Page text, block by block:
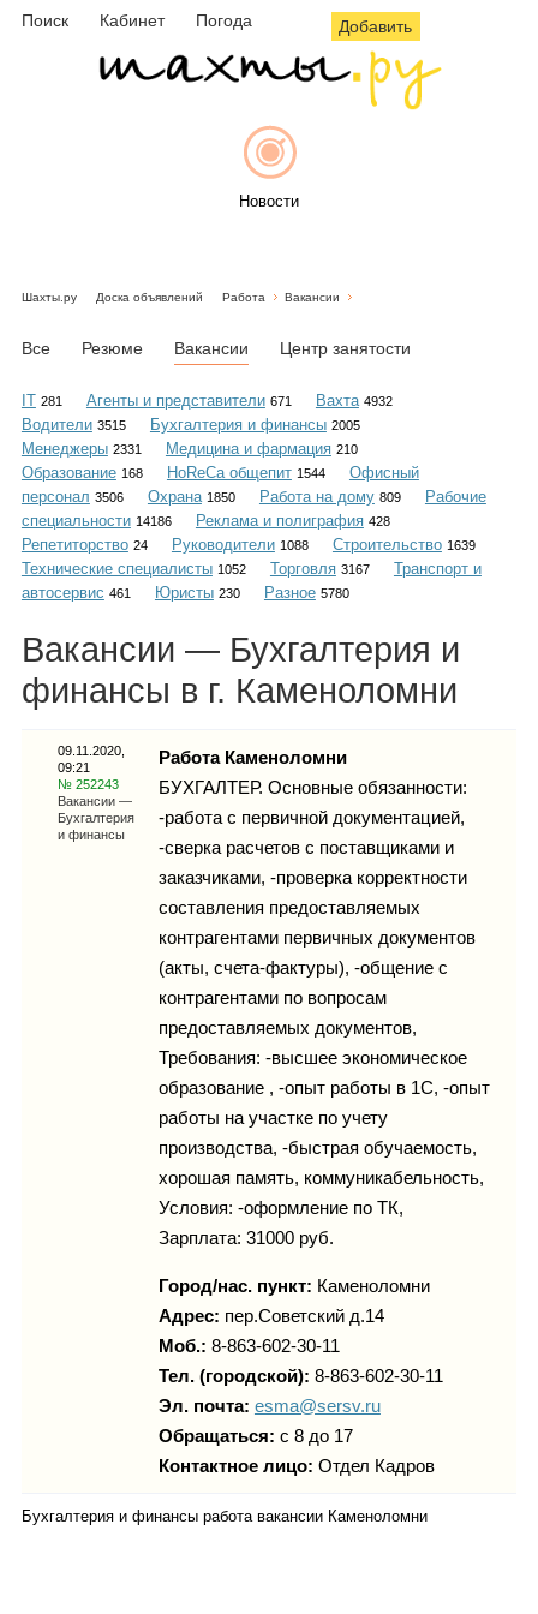
Поиск Кабинет Погода Добавить
Новости
Объявления
Каталог
Инфо
Карты
Фотогалерея
Шахты.ру Доска объявлений Работа Вакансии
Все Резюме Вакансии Центр занятости
IT 281 Агенты и представители 671 Вахта 4932
Водители 3515 Бухгалтерия и финансы 2005
Менеджеры 2331 Медицина и фармация 210
Образование 168 HoReCa общепит 1544
Офисный
персонал 3506 Охрана 1850 Работа на дому 809
Рабочие
специальности 14186 Реклама и полиграфия 428
Репетиторство 24 Руководители 1088 Строительство 1639
Технические специалисты 1052 Торговля 3167
Транспорт и
автосервис 461 Юристы 230 Разное 5780
Вакансии — Бухгалтерия и
финансы в г. Каменоломни
09.11.2020,
09:21
№ 252243
Вакансии —
Бухгалтерия
и финансы
Работа Каменоломни
БУХГАЛТЕР. Основные обязанности:
-работа с первичной документацией,
-сверка расчетов с поставщиками и
заказчиками, -проверка корректности
составления предоставляемых
контрагентами первичных документов
(акты, счета-фактуры), -общение с
контрагентами по вопросам
предоставляемых документов,
Требования: -высшее экономическое
образование , -опыт работы в 1С, -опыт
работы на участке по учету
производства, -быстрая обучаемость,
хорошая память, коммуникабельность,
Условия: -оформление по ТК,
Зарплата: 31000 руб.
Город/нас. пункт: Каменоломни
Адрес: пер.Советский д.14
Моб.: 8-863-602-30-11
Тел. (городской): 8-863-602-30-11
Эл. почта: esma@sersv.ru
Обращаться: с 8 до 17
Контактное лицо: Отдел Кадров
Бухгалтерия и финансы работа вакансии Каменоломни